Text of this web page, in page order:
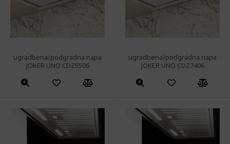
ugradbena/podgradna napa
JOKER UNO CDZ5506
ugradbena/podgradna napa
JOKER UNO CDZ7406